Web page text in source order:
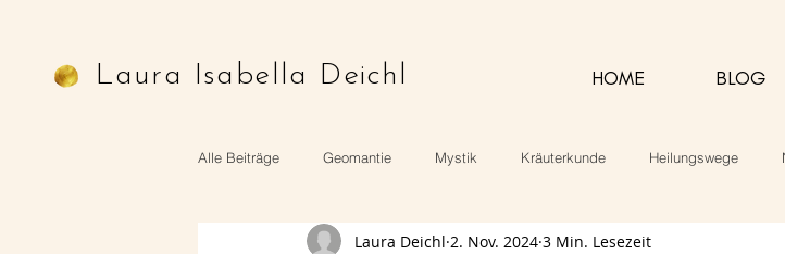
Laura Isabella Deichl HOME BLOG
Alle Beiträge Geomantie Mystik Kräuterkunde Heilungswege
Mythologie Ritualarbeit Rezepte
Laura Deichl 2. Nov. 2024 3 Min. Lesezeit